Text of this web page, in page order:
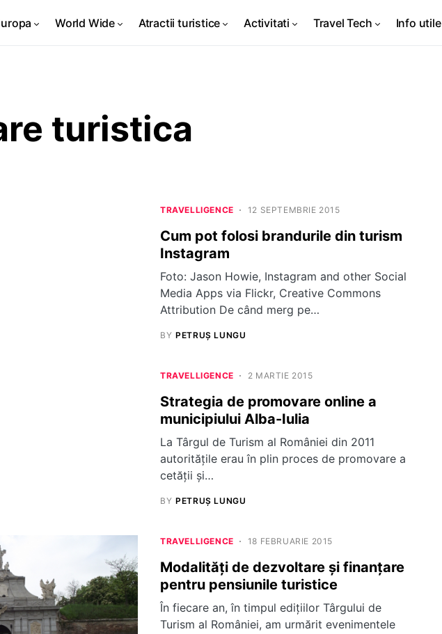
World Wide Atractii turistice Activitati Travel Tech Info utile
turistica
TRAVELLIGENCE 12 SEPTEMBRIE 2015
Cum pot folosi brandurile din turism
Instagram
Foto: Jason Howie, Instagram and other Social
Media Apps via Flickr, Creative Commons
Attribution De când merg pe…
BY PETRUȘ LUNGU
TRAVELLIGENCE 2 MARTIE 2015
Strategia de promovare online a
municipiului Alba-Iulia
La Târgul de Turism al României din 2011
autoritățile erau în plin proces de promovare a
cetății și…
BY PETRUȘ LUNGU
TRAVELLIGENCE 18 FEBRUARIE 2015
Modalități de dezvoltare și finanțare
pentru pensiunile turistice
În fiecare an, în timpul edițiilor Târgului de
Turism al României, am urmărit evenimentele